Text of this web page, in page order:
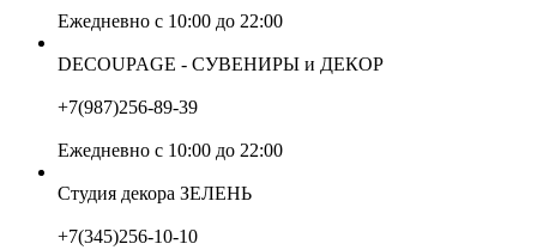
Ежедневно с 10:00 до 22:00
DECOUPAGE - СУВЕНИРЫ и ДЕКОР
+7(987)256-89-39
Ежедневно с 10:00 до 22:00
Студия декора ЗЕЛЕНЬ
+7(345)256-10-10